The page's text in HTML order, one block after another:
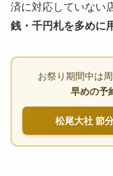
済に対応していない
銭・千円札を多めに
お祭り期間中は
早めの予
松尾大社 節